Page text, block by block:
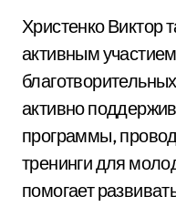
Христенко Виктор
активным
активно
программы,
тренинги для
помогает